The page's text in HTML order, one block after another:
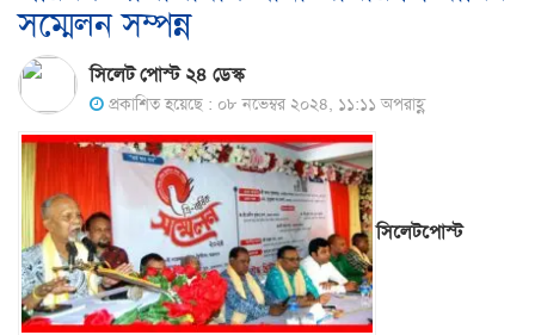
সম্মেলন সম্পন্ন
সিলেট পোস্ট ২৪ ডেস্ক
প্রকাশিত হয়েছে : ০৮ নভেম্বর ২০২৪, ১১:১১ অপরাহ্ণ
সিলেটপোস্ট